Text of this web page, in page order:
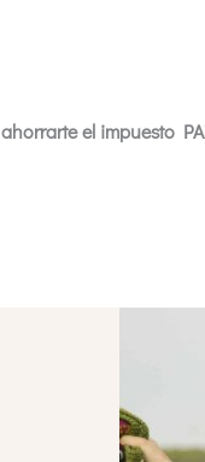
ahorrarte el impuesto